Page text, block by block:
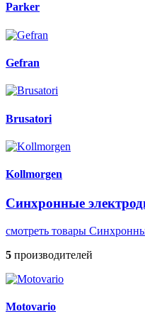
Parker
Gefran
Brusatori
Kollmorgen
Синхронные
смотреть товары
5 производителей
Motovario